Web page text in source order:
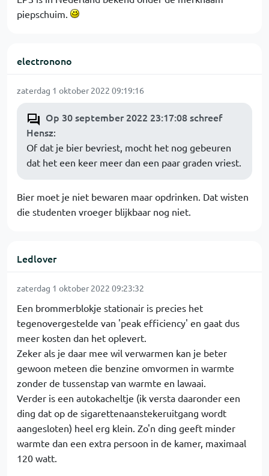
piepschuim.
electronono
zaterdag 1 oktober 2022 09:19:16
Op 30 september 2022 23:17:08 schreef
Hensz:
Of dat je bier bevriest, mocht het nog gebeuren
dat het een keer meer dan een paar graden vriest.
Bier moet je niet bewaren maar opdrinken. Dat wisten
die studenten vroeger blijkbaar nog niet.
Ledlover
zaterdag 1 oktober 2022 09:23:32
Een brommerblokje stationair is precies het
tegenovergestelde van 'peak efficiency' en gaat dus
meer kosten dan het oplevert.
Zeker als je daar mee wil verwarmen kan je beter
gewoon meteen die benzine omvormen in warmte
zonder de tussenstap van warmte en lawaai.
Verder is een autokacheltje (ik versta daaronder een
ding dat op de sigarettenaanstekeruitgang wordt
aangesloten) heel erg klein. Zo'n ding geeft minder
warmte dan een extra persoon in de kamer, maximaal
120 watt.